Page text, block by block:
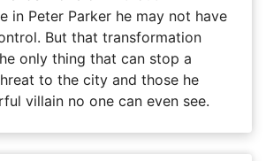
in Peter Parker he may not have
But that transformation
only thing that can stop a
to the city and those he
villain no one can even see.